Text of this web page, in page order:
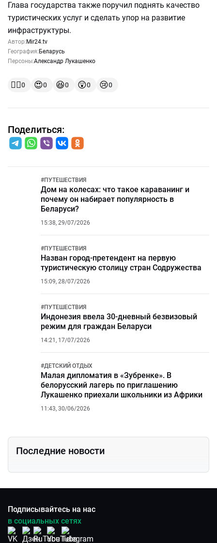
Глава государства также поручил поднять качество
туристических услуг и сделать упор на развитие
инфраструктуры.
Автор: Mir24.tv
География: Беларусь
Персоны:Александр Лукашенко
👍🏻0 😍0 😆0 😲0 😢0
Поделиться:
#ПУТЕШЕСТВИЯ
Дом на колесах: что такое караванинг и
почему он набирает популярность в
Беларуси?
15:38, 29/07/2026
#ПУТЕШЕСТВИЯ
Назван город-претендент на первую
туристическую столицу стран Содружества
15:09, 28/07/2026
#ПУТЕШЕСТВИЯ
Индонезия ввела 30-дневный безвизовый
режим для граждан Беларуси
14:21, 17/07/2026
#ДЕТСКИЙ ОТДЫХ
Малая дипломатия в «Зубренке». В
белорусский лагерь по приглашению
Лукашенко приехали школьники из Африки
11:43, 30/06/2026
Последние новости
Подписывайтесь на нас
в социальных сетях